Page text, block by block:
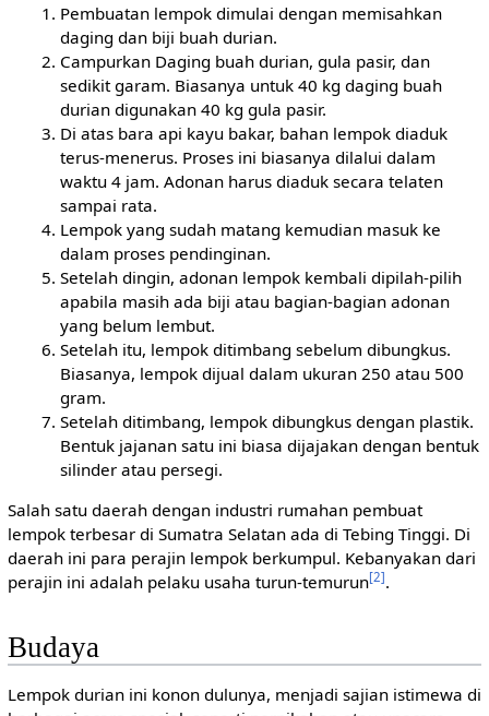
Pembuatan lempok dimulai dengan memisahkan
daging dan biji buah durian.
Campurkan Daging buah durian, gula pasir, dan
sedikit garam. Biasanya untuk 40 kg daging buah
durian digunakan 40 kg gula pasir.
Di atas bara api kayu bakar, bahan lempok diaduk
terus-menerus. Proses ini biasanya dilalui dalam
waktu 4 jam. Adonan harus diaduk secara telaten
sampai rata.
Lempok yang sudah matang kemudian masuk ke
dalam proses pendinginan.
Setelah dingin, adonan lempok kembali dipilah-pilih
apabila masih ada biji atau bagian-bagian adonan
yang belum lembut.
Setelah itu, lempok ditimbang sebelum dibungkus.
Biasanya, lempok dijual dalam ukuran 250 atau 500
gram.
Setelah ditimbang, lempok dibungkus dengan plastik.
Bentuk jajanan satu ini biasa dijajakan dengan bentuk
silinder atau persegi.
Salah satu daerah dengan industri rumahan pembuat
lempok terbesar di Sumatra Selatan ada di Tebing Tinggi. Di
daerah ini para perajin lempok berkumpul. Kebanyakan dari
perajin ini adalah pelaku usaha turun-temurun[2].
Budaya
Lempok durian ini konon dulunya, menjadi sajian istimewa di